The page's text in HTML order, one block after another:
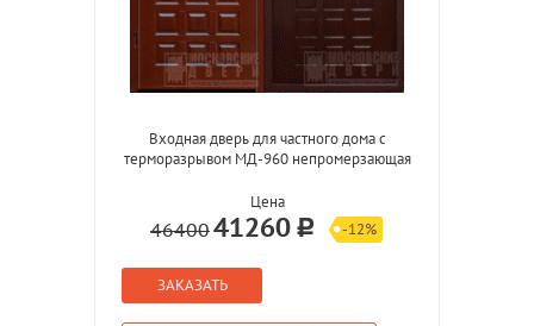
Входная дверь для частного дома с
терморазрывом МД-960 непромерзающая
Цена
4640041260 -12%
ЗАКАЗАТЬ